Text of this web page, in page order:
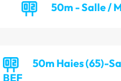
50m - Salle /
50m Haies (65)-
BEF